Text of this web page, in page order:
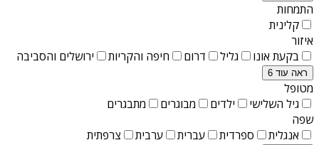
התמחות
קלינית
איזור
בקעת אונו
גליל דרום חיפה והקריות ירושלים והסביבה
ראה עוד 6
מטופל
גיל השלישי
ילדים מבוגרים
מתבגרים
שפה
אנגלית
ספרדית עברית ערבית צרפתית